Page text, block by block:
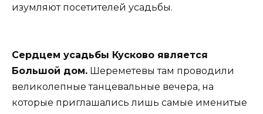
изумляют посетителей усадьбы.
Сердцем усадьбы Кусково является
Большой дом. Шереметевы там проводили
великолепные танцевальные вечера, на
которые приглашались лишь самые именитые